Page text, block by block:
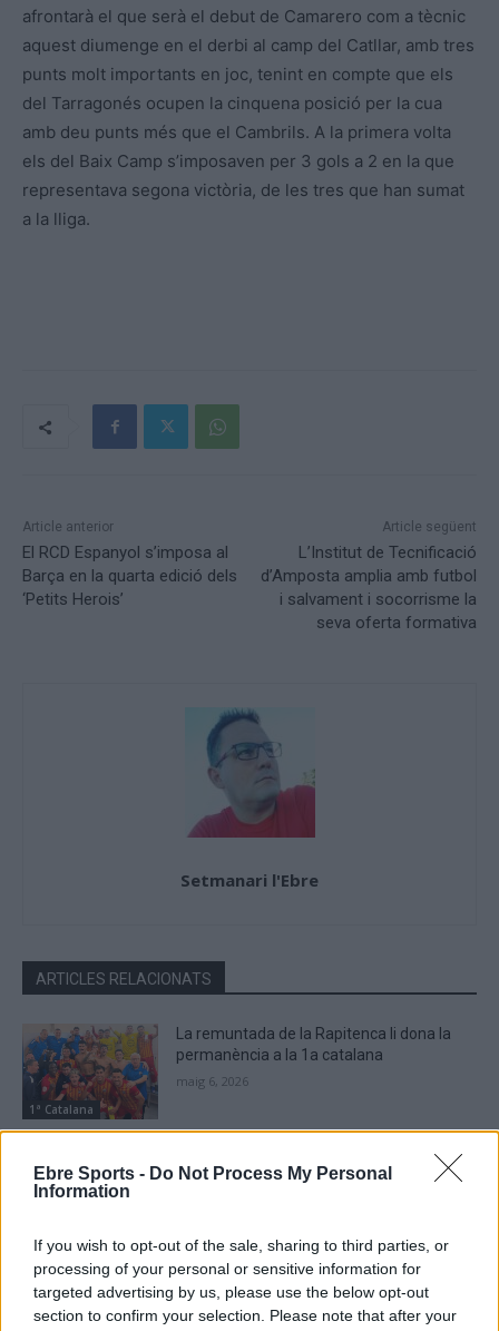
Ebre Sports - Do Not Process My Personal
Information
If you wish to opt-out of the sale, sharing to third parties, or
processing of your personal or sensitive information for
targeted advertising by us, please use the below opt-out
section to confirm your selection. Please note that after your
afrontarà el que serà el debut de Camarero com a tècnic
aquest diumenge en el derbi al camp del Catllar, amb tres
punts molt importants en joc, tenint en compte que els
del Tarragonés ocupen la cinquena posició per la cua
amb deu punts més que el Cambrils. A la primera volta
els del Baix Camp s’imposaven per 3 gols a 2 en la que
representava segona victòria, de les tres que han sumat
a la lliga.
Article anterior
El RCD Espanyol s’imposa al
Barça en la quarta edició dels
‘Petits Herois’
Article següent
L’Institut de Tecnificació
d’Amposta amplia amb futbol
i salvament i socorrisme la
seva oferta formativa
Setmanari l'Ebre
ARTICLES RELACIONATS
1ª Catalana
La remuntada de la Rapitenca li dona la
permanència a la 1a catalana
maig 6, 2026
El FC Ascó segella la permanència a la
primera catalana
Una victòria separa la Rapitenca de la
salvació matemàtica a la categoria